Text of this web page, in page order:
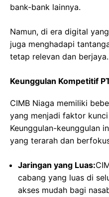
bank-bank lainnya.
Namun, di era digital
juga menghadapi
tetap relevan dan berjaya.
Keunggulan Kompetitif
CIMB Niaga memiliki
yang menjadi faktor kunci
Keunggulan-keunggulan
yang terarah dan
Jaringan yang Luas:
cabang yang luas di
akses mudah bagi